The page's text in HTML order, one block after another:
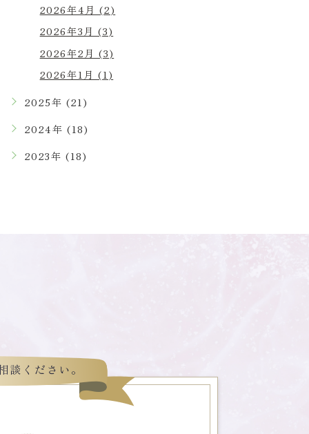
2026年4月 (2)
2026年3月 (3)
2026年2月 (3)
2026年1月 (1)
2025年 (21)
2024年 (18)
2023年 (18)